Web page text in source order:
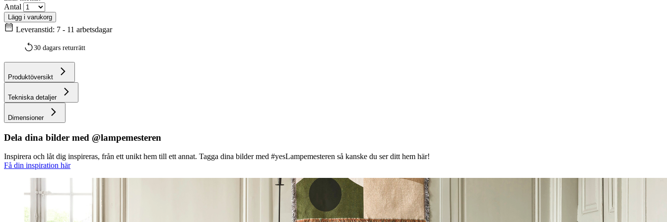
Antal
Lägg i varukorg
Leveranstid: 7 - 11 arbetsdagar
30 dagars returrätt
Produktöversikt
Tekniska detaljer
Dimensioner
Dela dina bilder med @lampemesteren
Inspirera och låt dig inspireras, från ett unikt hem till ett annat. Tagga dina bilder med #yesLampemesteren så kanske du ser ditt hem här!
Få din inspiration här